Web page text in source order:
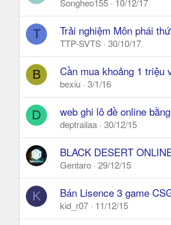
Songheo155 10/12/17
T Trải nghiệm Môn phái
TTP-SVTS 30/10/17
B Cần mua khoảng 1 triệu
bexiu 3/1/16
D web ghi lô đề online
deptrailaa 30/12/15
BLACK DESERT
Gentaro 29/12/15
K Bán Lisence 3 game
kid_r07 11/12/15